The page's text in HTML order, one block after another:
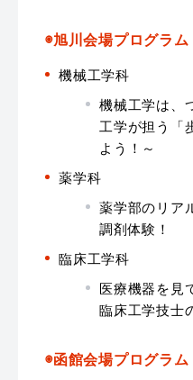
◉旭川会場プログラム
機械工学科
機械工学は、
工学が担う「
よう！～
薬学科
薬学部のリア
調剤体験！
臨床工学科
医療機器を見
臨床工学技士
◉函館会場プログラム